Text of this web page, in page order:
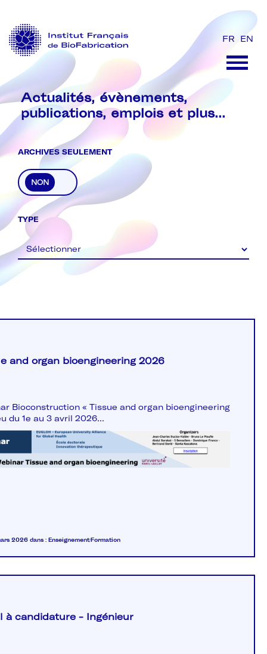
FR EN
Actualités, évènements,
publications, emplois et plus...
ARCHIVES SEULEMENT
Archive
TYPE
and organ bioengineering 2026
Bioconstruction « Tissue and organ bioengineering
du 1e au 3 avril 2026...
2026 dans : Enseignement/Formation
à candidature - Ingénieur